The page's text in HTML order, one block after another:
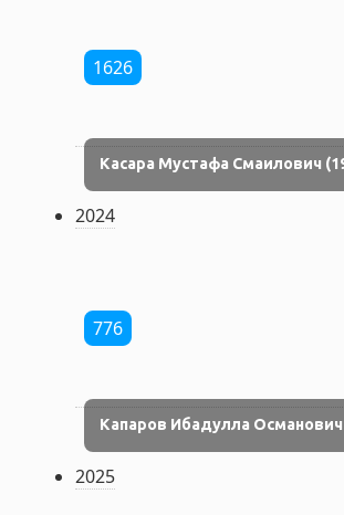
1626
Касара Мустафа Смаилович
2024
776
Капаров Ибадулла Османович
2025